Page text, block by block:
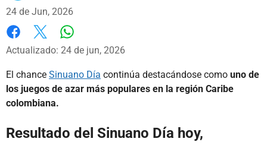
24 de Jun, 2026
Facebook
X
Actualizado: 24 de jun, 2026
El chance Sinuano Día continúa destacándose como uno de
los juegos de azar más populares en la región Caribe
colombiana.
Resultado del Sinuano Día hoy,